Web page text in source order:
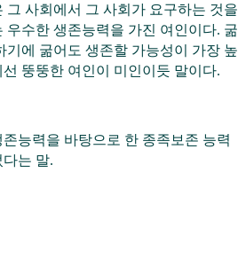
그 사회에서 그 사회가 요구하는 것을
우수한 생존능력을 가진 여인이다. 굶
기에 굶어도 생존할 가능성이 가장 높
뚱뚱한 여인이 미인이듯 말이다.
능력을 바탕으로 한 종족보존 능력
는 말.